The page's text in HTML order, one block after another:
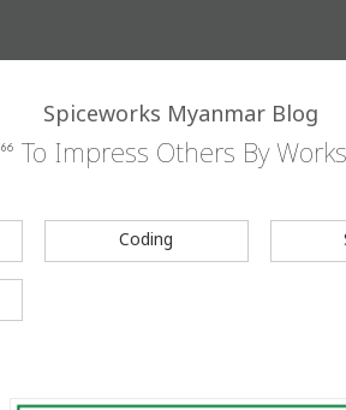
Spiceworks Myanmar Blog
“ To Impress Others By
Coding